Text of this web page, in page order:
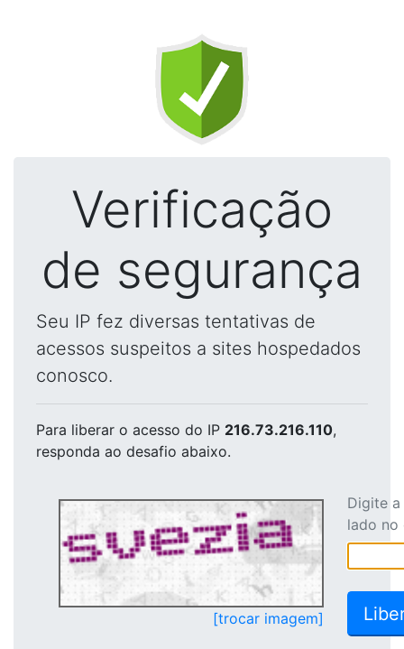
Verificação
de segurança
Seu IP fez diversas tentativas de
acessos suspeitos a sites hospedados
conosco.
Para liberar o acesso do IP 216.73.216.110,
responda ao desafio abaixo.
[trocar imagem]
Digite
lado no